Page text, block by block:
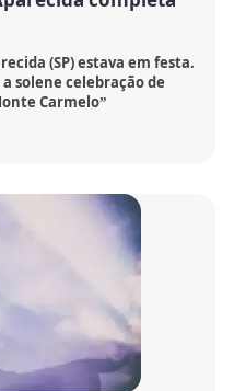
(SP) estava em festa.
solene celebração de
Carmelo”